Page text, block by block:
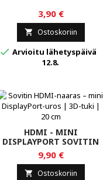
3,90 €
 Ostoskoriin
 Arvioitu lähetyspäivä
12.8.
HDMI - MINI
DISPLAYPORT SOVITIN
9,90 €
 Ostoskoriin